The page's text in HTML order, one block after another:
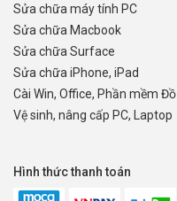
Sửa chữa máy tính PC
Sửa chữa Macbook
Sửa chữa Surface
Sửa chữa iPhone, iPad
Cài Win, Office, Phần mềm
Vệ sinh, nâng cấp PC, Laptop
Hình thức thanh toán